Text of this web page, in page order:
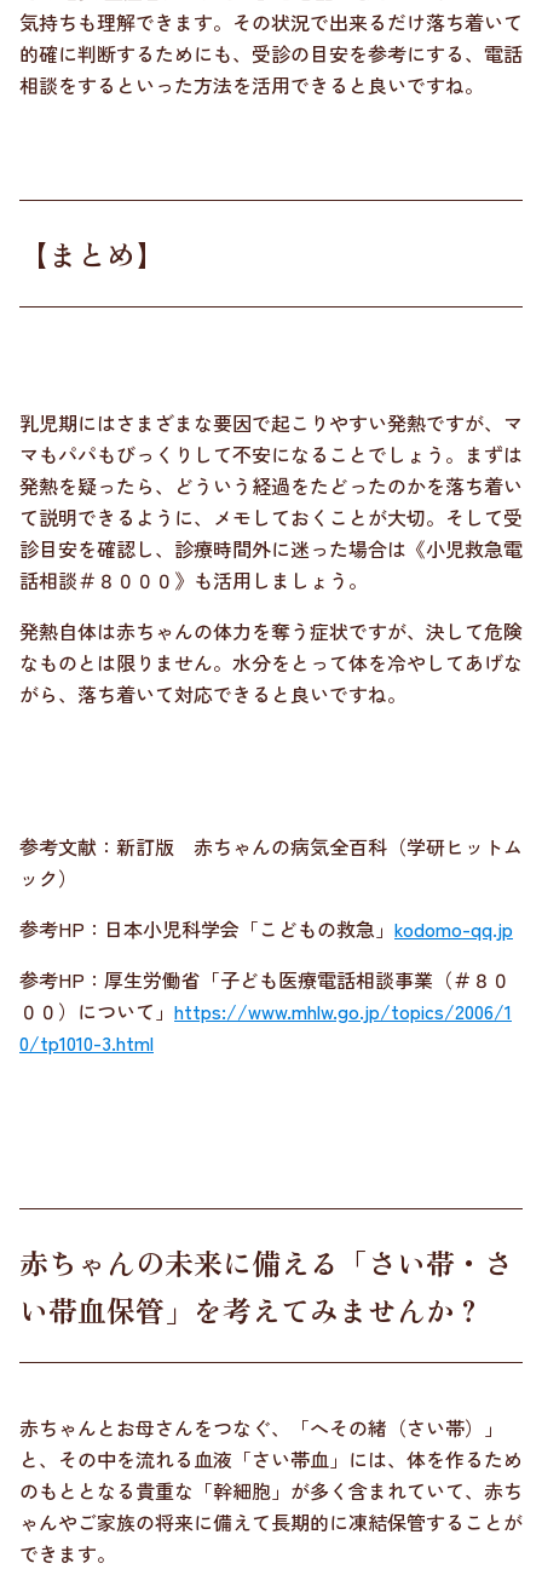
気持ちも理解できます。その状況で出来るだけ落ち着いて
的確に判断するためにも、受診の目安を参考にする、電話
相談をするといった方法を活用できると良いですね。
【まとめ】
乳児期にはさまざまな要因で起こりやすい発熱ですが、マ
マもパパもびっくりして不安になることでしょう。まずは
発熱を疑ったら、どういう経過をたどったのかを落ち着い
て説明できるように、メモしておくことが大切。そして受
診目安を確認し、診療時間外に迷った場合は《小児救急電
話相談＃８０００》も活用しましょう。
発熱自体は赤ちゃんの体力を奪う症状ですが、決して危険
なものとは限りません。水分をとって体を冷やしてあげな
がら、落ち着いて対応できると良いですね。
参考文献：新訂版 赤ちゃんの病気全百科（学研ヒットム
ック）
参考HP：日本小児科学会「こどもの救急」 kodomo-qq.jp
参考HP：厚生労働省「子ども医療電話相談事業（＃８０
００）について」 https://www.mhlw.go.jp/topics/2006/1
0/tp1010-3.html
赤ちゃんの未来に備える「さい帯・さ
い帯血保管」を考えてみませんか？
赤ちゃんとお母さんをつなぐ、「へその緒（さい帯）」
と、その中を流れる血液「さい帯血」には、体を作るため
のもととなる貴重な「幹細胞」が多く含まれていて、赤ち
ゃんやご家族の将来に備えて長期的に凍結保管することが
できます。